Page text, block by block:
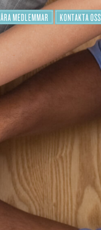
MEDLEMMAR KONTAKTA OSS